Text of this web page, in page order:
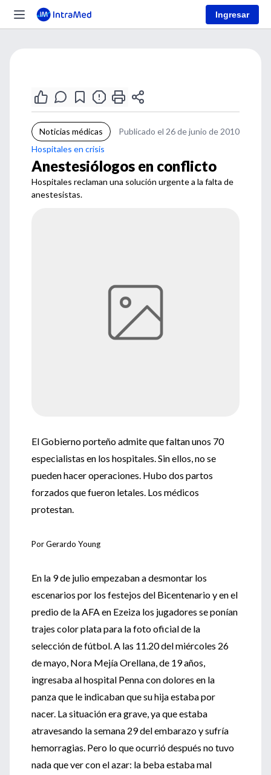
Ingresar
Noticias médicas
Publicado el 26 de junio de 2010
Hospitales en crisis
Anestesiólogos en conflicto
Hospitales reclaman una solución urgente a la falta de
anestesistas.
El Gobierno porteño admite que faltan unos 70
especialistas en los hospitales. Sin ellos, no se
pueden hacer operaciones. Hubo dos partos
forzados que fueron letales. Los médicos
protestan.
Por Gerardo Young
En la 9 de julio empezaban a desmontar los
escenarios por los festejos del Bicentenario y en el
predio de la AFA en Ezeiza los jugadores se ponían
trajes color plata para la foto oficial de la
selección de fútbol. A las 11.20 del miércoles 26
de mayo, Nora Mejía Orellana, de 19 años,
ingresaba al hospital Penna con dolores en la
panza que le indicaban que su hija estaba por
nacer. La situación era grave, ya que estaba
atravesando la semana 29 del embarazo y sufría
hemorragias. Pero lo que ocurrió después no tuvo
nada que ver con el azar: la beba estaba mal